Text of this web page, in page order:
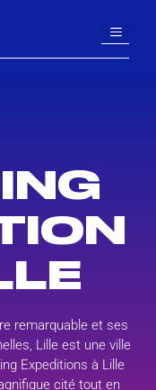
MENU
remarquable et ses
Lille est une ville
Expeditions à Lille
cité tout en